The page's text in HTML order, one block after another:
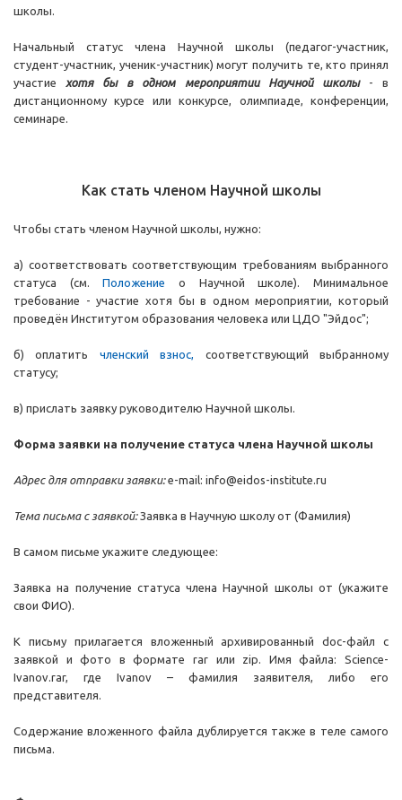
школы.
Начальный статус члена Научной школы (педагог-участник,
студент-участник, ученик-участник) могут получить те, кто принял
участие хотя бы в одном мероприятии Научной школы - в
дистанционному курсе или конкурсе, олимпиаде, конференции,
семинаре.
Как стать членом Научной школы
Чтобы стать членом Научной школы, нужно:
а) соответствовать соответствующим требованиям выбранного
статуса (см.Положение о Научной школе). Минимальное
требование - участие хотя бы в одном мероприятии, который
проведён Институтом образования человека или ЦДО "Эйдос";
б) оплатить членский взнос, соответствующий выбранному
статусу;
в) прислать заявку руководителю Научной школы.
Форма заявки на получение статуса члена Научной школы
Адрес для отправки заявки:e-mail: info@eidos-institute.ru
Тема письма с заявкой:Заявка в Научную школу от (Фамилия)
В самом письме укажите следующее:
Заявка на получение статуса члена Научной школы от (укажите
свои ФИО).
К письму прилагается вложенный архивированный doc-файл с
заявкой и фото в формате rar или zip. Имя файла: Science-
Ivanov.rar, где Ivanov – фамилия заявителя, либо его
представителя.
Содержание вложенного файла дублируется также в теле самого
письма.